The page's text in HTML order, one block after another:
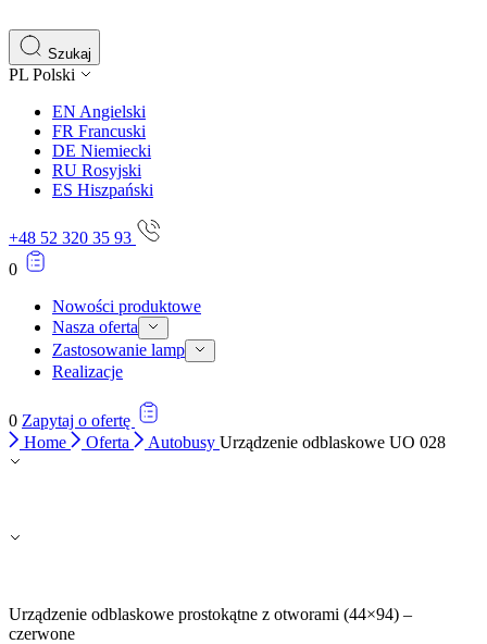
Szukaj
PL Polski
EN Angielski
FR Francuski
DE Niemiecki
RU Rosyjski
ES Hiszpański
+48 52 320 35 93
0
Nowości produktowe
Nasza oferta
Zastosowanie lamp
Realizacje
0 Zapytaj o ofertę
Home
Oferta Autobusy Urządzenie odblaskowe UO 028
Urządzenie odblaskowe prostokątne z otworami (44×94) –
czerwone